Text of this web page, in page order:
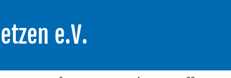
e.V.